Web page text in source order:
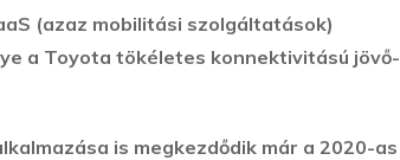
(azaz mobilitási szolgáltatások)
a Toyota tökéletes konnektivitású jövő-
is megkezdődik már a 2020-as